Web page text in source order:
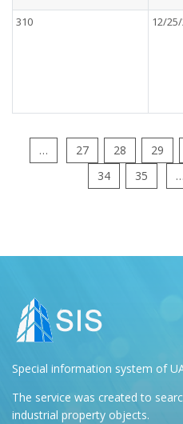
310 12/
… 27 28 29
34
35 …
Special information system of
The service was created to
industrial property objects.